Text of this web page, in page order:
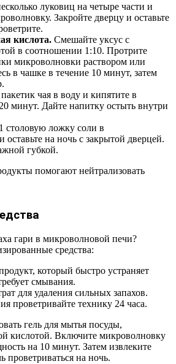
луковиц на четыре части и
Закройте дверцу и оставьте
кислота. Смешайте уксус с
в соотношении 1:10. Протрите
микроволновки раствором или
в чашке в течение 10 минут, затем
чая в воду и кипятите в
минут. Дайте напитку остыть внутри
столовую ложку соли в
оставьте на ночь с закрытой дверцей.
губкой.
помогают нейтрализовать
гари в микроволновой печи?
средства:
который быстро устраняет
смывания.
для удаления сильных запахов.
проветривайте технику 24 часа.
гель для мытья посуды,
кислотой. Включите микроволновку
на 10 минут. Затем извлеките
проветриваться на ночь.